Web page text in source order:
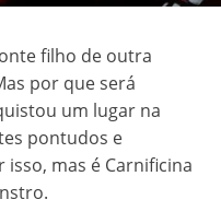
filho de outra
por que será
um lugar na
pontudos e
mas é Carnificina